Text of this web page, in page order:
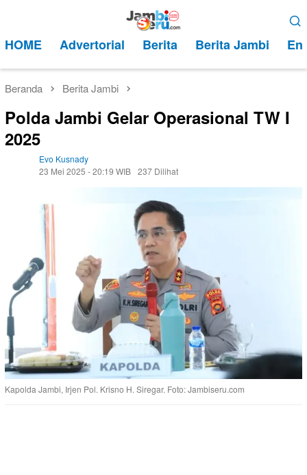
kontenMobile
HOME Advertorial Berita Berita Jambi
Beranda Berita Jambi
Polda Jambi Gelar Operasional TW I
2025
Evo Kusnady
23 Mei 2025 - 20:19 WIB 237 Dilihat
Kapolda Jambi, Irjen Pol. Krisno H. Siregar. Foto: Jambiseru.com